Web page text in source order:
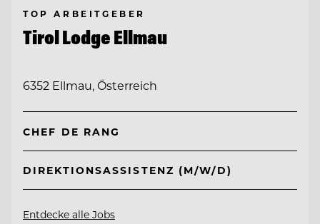
TOP ARBEITGEBER
Tirol Lodge Ellmau
6352 Ellmau, Österreich
CHEF DE RANG
DIREKTIONSASSISTENZ (M/W/D)
Entdecke alle Jobs